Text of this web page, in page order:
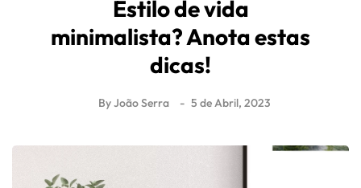
Estilo de vida
minimalista? Anota estas
dicas!
ByJoão Serra 5 de Abril, 2023